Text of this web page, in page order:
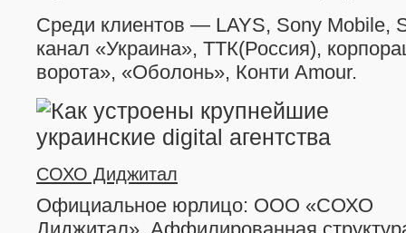
Среди клиентов — LAYS, Sony Mobile,
канал «Украина», ТТК(Россия),
ворота», «Оболонь», Конти Amour.
СОХО Диджитал
Официальное юрлицо: ООО «СОХО